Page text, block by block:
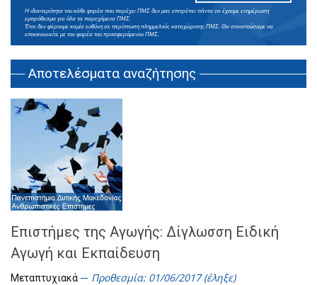
Η ιδιαιτερότητα του κάθε φορέα που παρέχει ΠΜΣ δεν μας επιτρέπει πάντα να έχουμε ενημέρωση
εμπρόθεσμα για όλα τα παρεχόμενα ΠΜΣ.
Έτσι δεν φέρουμε καμία ευθύνη σε περίπτωση πλημμελούς καταχώρισης ΠΜΣ. Θα συνιστούσαμε να
επικοινωνείτε με τον φορέα του προσφερόμενου ΠΜΣ.
Αποτελέσματα αναζήτησης
Επιστήμες της Αγωγής: Δίγλωσση Ειδική
Αγωγή και Εκπαίδευση
Μεταπτυχιακά
Προθεσμία: 01/06/2017 (έληξε)